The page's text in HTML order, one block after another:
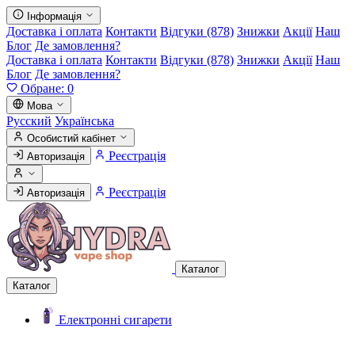
Інформація
Доставка і оплата Контакти Відгуки (878) Знижки Акції Наш
Блог Де замовлення?
Доставка і оплата Контакти Відгуки (878) Знижки Акції Наш
Блог Де замовлення?
Обране: 0
Мова
Русский Українська
Особистий кабінет
Авторизація
Реєстрація
Авторизація Реєстрація
Каталог
Каталог
Електронні сигарети